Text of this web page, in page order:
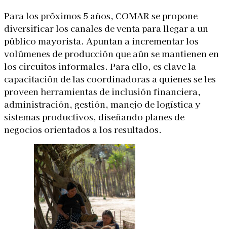
Para los próximos 5 años, COMAR se propone
diversificar los canales de venta para llegar a un
público mayorista. Apuntan a incrementar los
volúmenes de producción que aún se mantienen en
los circuitos informales. Para ello, es clave la
capacitación de las coordinadoras a quienes se les
proveen herramientas de inclusión financiera,
administración, gestión, manejo de logística y
sistemas productivos, diseñando planes de
negocios orientados a los resultados.